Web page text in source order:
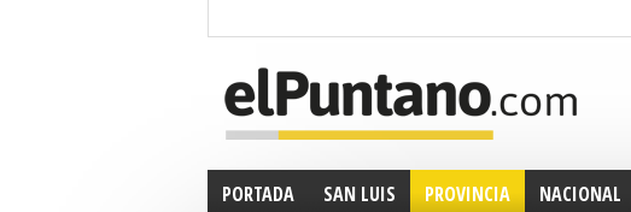
PORTADA SAN LUIS PROVINCIA NACIONAL